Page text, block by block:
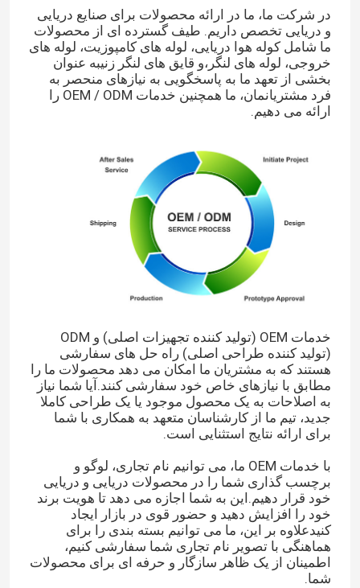
پیام بگذارید
ما به زودی با شما تماس خواهیم گرفت
ارسال
کیسه وزن آب
کیسه های آب برای آزمایش بار جرثقیل
در شرکت ما، ما در ارائه محصولات برای صنایع دریایی
و دریایی تخصص داریم. طیف گسترده ای از محصولات
ما شامل کوله هوا دریایی، لوله های کامپوزیت، لوله های
خروجی، لوله های لنگر،و قایق های لنگر زنیبه عنوان
بخشی از تعهد ما به پاسخگویی به نیازهای منحصر به
فرد مشتریانمان، ما همچنین خدمات OEM / ODM را
ارائه می دهیم.
خدمات OEM (تولید کننده تجهیزات اصلی) و ODM
(تولید کننده طراحی اصلی) راه حل های سفارشی
هستند که به مشتریان ما امکان می دهد محصولات ما را
مطابق با نیازهای خاص خود سفارشی کنند.آیا شما نیاز
به اصلاحات به یک محصول موجود یا یک طراحی کاملا
جدید، تیم ما از کارشناسان متعهد به همکاری با شما
برای ارائه نتایج استثنایی است.
با خدمات OEM ما، می توانیم نام تجاری، لوگو و
برچسب گذاری شما را در محصولات دریایی و دریایی
خود قرار دهیم.این به شما اجازه می دهد تا هویت برند
خود را افزایش دهید و حضور قوی در بازار ایجاد
کنیدعلاوه بر این، ما می توانیم بسته بندی را برای
هماهنگی با تصویر نام تجاری شما سفارشی کنیم،
اطمینان از یک ظاهر سازگار و حرفه ای برای محصولات
شما.